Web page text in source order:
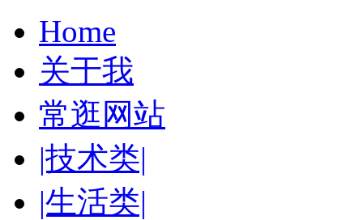
Home
关于我
常逛网站
|技术类|
|生活类|